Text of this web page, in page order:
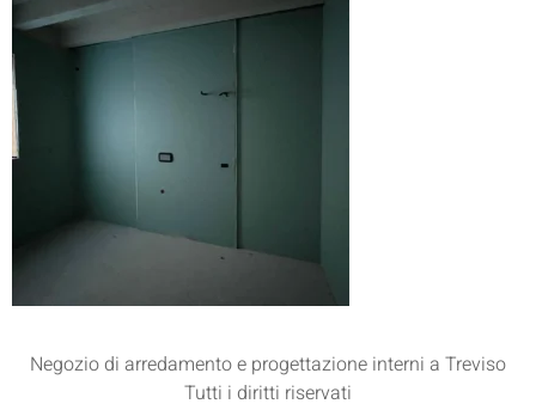
Negozio di arredamento e progettazione interni a Treviso
Tutti i diritti riservati